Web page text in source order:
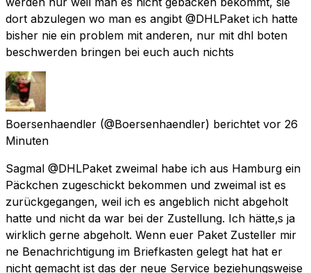
dort abzulegen wo man es angibt @DHLPaket ich hatte
bisher nie ein problem mit anderen, nur mit dhl boten
beschwerden bringen bei euch auch nichts
Boersenhaendler (@Boersenhaendler) berichtet vor 26
Minuten
Sagmal @DHLPaket zweimal habe ich aus Hamburg ein
Päckchen zugeschickt bekommen und zweimal ist es
zurückgegangen, weil ich es angeblich nicht abgeholt
hatte und nicht da war bei der Zustellung. Ich hätte‚s ja
wirklich gerne abgeholt. Wenn euer Paket Zusteller mir
ne Benachrichtigung im Briefkasten gelegt hat hat er
nicht gemacht ist das der neue Service beziehungsweise